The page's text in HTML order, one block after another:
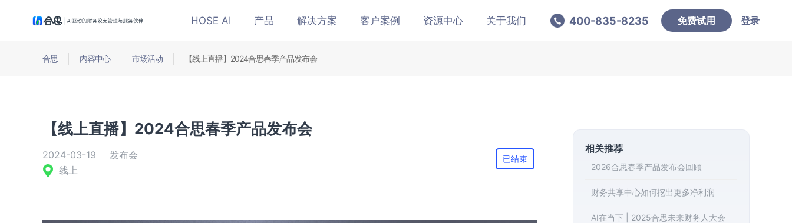
HOSE AI 产品 解决方案 客户案例 资源中心 关于我们 400-835-8235 免费试用 登录
合思 内容中心 市场活动 【线上直播】2024合思春季产品发布会
【线上直播】2024合思春季产品发布会
2024-03-19 发布会 已结束
线上
相关推荐
2026合思春季产品发布会回顾
财务共享中心如何挖出更多净利润
AI在当下 | 2025合思未来财务人大会